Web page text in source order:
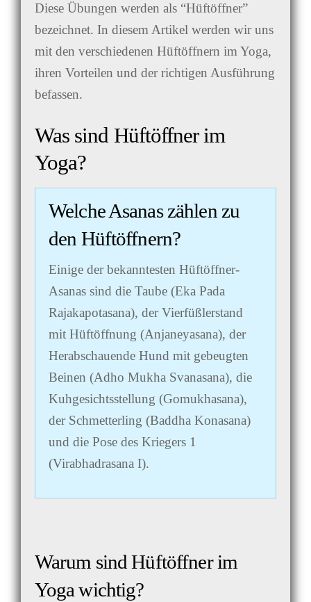
Diese Übungen werden als “Hüftöffner”
bezeichnet. In diesem Artikel werden wir uns
mit den verschiedenen Hüftöffnern im Yoga,
ihren Vorteilen und der richtigen Ausführung
befassen.
Was sind Hüftöffner im
Yoga?
Welche Asanas zählen zu
den Hüftöffnern?
Einige der bekanntesten Hüftöffner-
Asanas sind die Taube (Eka Pada
Rajakapotasana), der Vierfüßlerstand
mit Hüftöffnung (Anjaneyasana), der
Herabschauende Hund mit gebeugten
Beinen (Adho Mukha Svanasana), die
Kuhgesichtsstellung (Gomukhasana),
der Schmetterling (Baddha Konasana)
und die Pose des Kriegers 1
(Virabhadrasana I).
Warum sind Hüftöffner im
Yoga wichtig?